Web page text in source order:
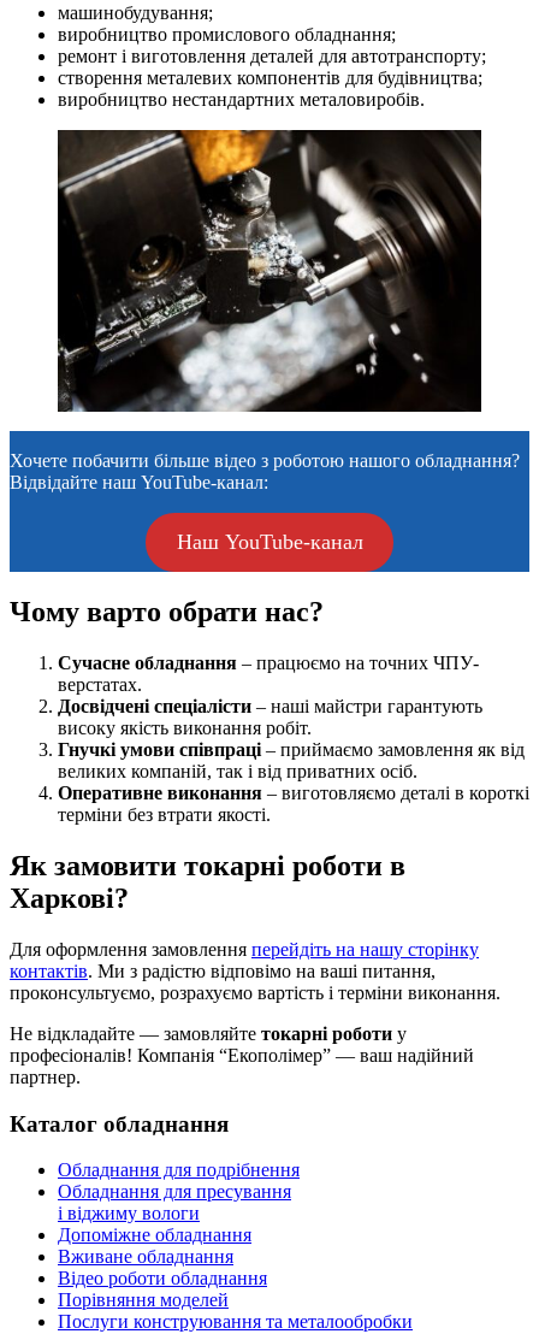
машинобудування;
виробництво промислового обладнання;
ремонт і виготовлення деталей для автотранспорту;
створення металевих компонентів для будівництва;
виробництво нестандартних металовиробів.
Хочете побачити більше відео з роботою нашого обладнання?
Відвідайте наш YouTube-канал:
Наш YouTube-канал
Чому варто обрати нас?
Сучасне обладнання – працюємо на точних ЧПУ-
верстатах.
Досвідчені спеціалісти – наші майстри гарантують
високу якість виконання робіт.
Гнучкі умови співпраці – приймаємо замовлення як від
великих компаній, так і від приватних осіб.
Оперативне виконання – виготовляємо деталі в короткі
терміни без втрати якості.
Як замовити токарні роботи в
Харкові?
Для оформлення замовлення перейдіть на нашу сторінку
контактів. Ми з радістю відповімо на ваші питання,
проконсультуємо, розрахуємо вартість і терміни виконання.
Не відкладайте — замовляйте токарні роботи у
професіоналів! Компанія “Екополімер” — ваш надійний
партнер.
Каталог обладнання
Обладнання для подрібнення
Обладнання для пресування
і віджиму вологи
Допоміжне обладнання
Вживане обладнання
Відео роботи обладнання
Порівняння моделей
Послуги конструювання та металообробки